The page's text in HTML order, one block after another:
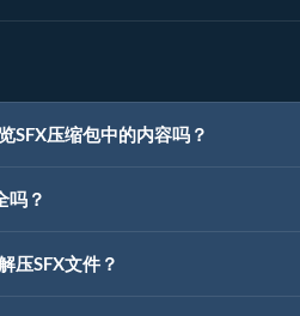
SFX压缩包中的内容吗？
吗？
压SFX文件？